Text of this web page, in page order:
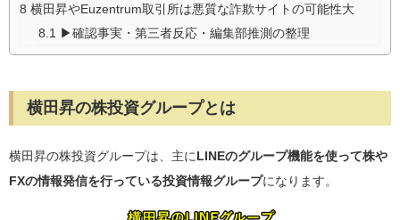
8 横田昇やEuzentrum取引所は悪質な詐欺サイトの可能性大
8.1 ▶確認事実・第三者反応・編集部推測の整理
横田昇の株投資グループとは
横田昇の株投資グループは、主にLINEのグループ機能を使って株や
FXの情報発信を行っている投資情報グループになります。